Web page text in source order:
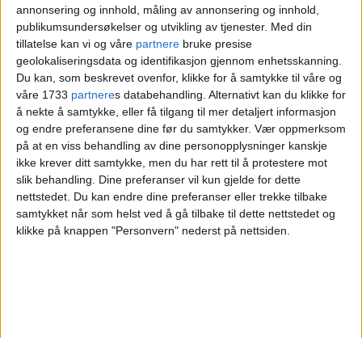
annonsering og innhold, måling av annonsering og innhold,
publikumsundersøkelser og utvikling av tjenester. Med din
tillatelse kan vi og våre partnere bruke presise
geolokaliseringsdata og identifikasjon gjennom enhetsskanning.
Du kan, som beskrevet ovenfor, klikke for å samtykke til våre og
våre 1733 partneres databehandling. Alternativt kan du klikke for
å nekte å samtykke, eller få tilgang til mer detaljert informasjon
og endre preferansene dine før du samtykker. Vær oppmerksom
på at en viss behandling av dine personopplysninger kanskje
ikke krever ditt samtykke, men du har rett til å protestere mot
slik behandling. Dine preferanser vil kun gjelde for dette
nettstedet. Du kan endre dine preferanser eller trekke tilbake
samtykket når som helst ved å gå tilbake til dette nettstedet og
klikke på knappen "Personvern" nederst på nettsiden.
Planen er nå å fremme prinsippavtalene
og reguleringsplanene for Filipstad til
behandling i bystyret før sommeren.